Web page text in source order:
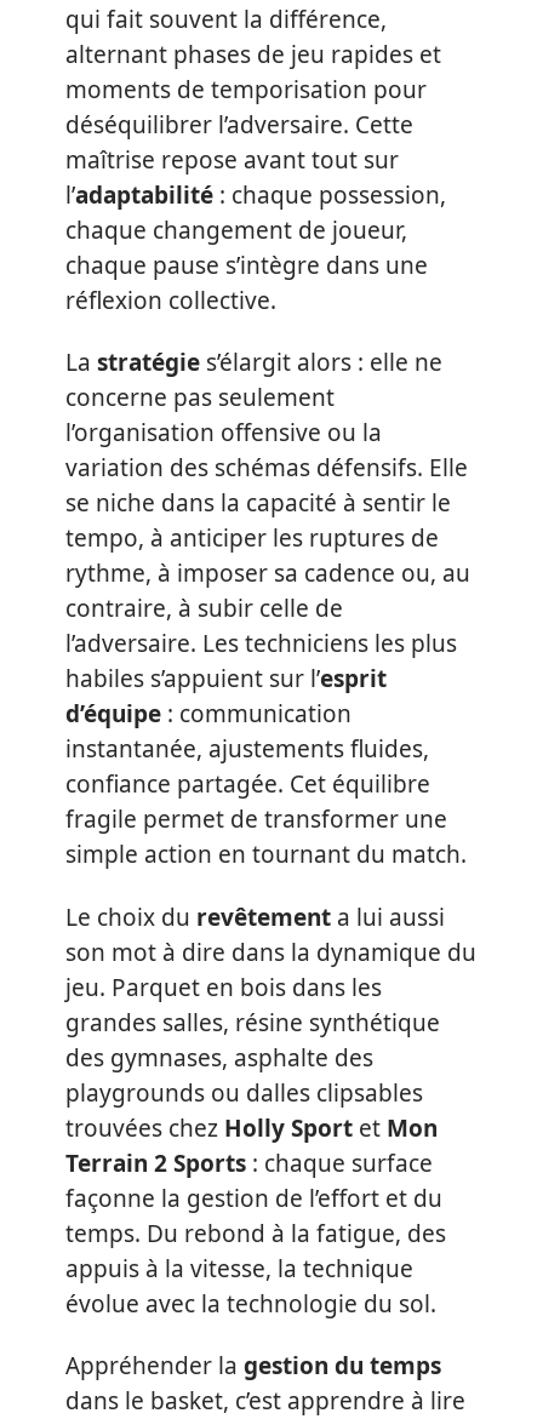
qui fait souvent la différence,
alternant phases de jeu rapides et
moments de temporisation pour
déséquilibrer l’adversaire. Cette
maîtrise repose avant tout sur
l’adaptabilité : chaque possession,
chaque changement de joueur,
chaque pause s’intègre dans une
réflexion collective.
La stratégie s’élargit alors : elle ne
concerne pas seulement
l’organisation offensive ou la
variation des schémas défensifs. Elle
se niche dans la capacité à sentir le
tempo, à anticiper les ruptures de
rythme, à imposer sa cadence ou, au
contraire, à subir celle de
l’adversaire. Les techniciens les plus
habiles s’appuient sur l’esprit
d’équipe : communication
instantanée, ajustements fluides,
confiance partagée. Cet équilibre
fragile permet de transformer une
simple action en tournant du match.
Le choix du revêtement a lui aussi
son mot à dire dans la dynamique du
jeu. Parquet en bois dans les
grandes salles, résine synthétique
des gymnases, asphalte des
playgrounds ou dalles clipsables
trouvées chez Holly Sport et Mon
Terrain 2 Sports : chaque surface
façonne la gestion de l’effort et du
temps. Du rebond à la fatigue, des
appuis à la vitesse, la technique
évolue avec la technologie du sol.
Appréhender la gestion du temps
dans le basket, c’est apprendre à lire